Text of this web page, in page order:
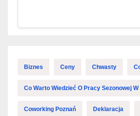
Biznes Ceny Chwasty
Co Warto Wiedzieć O Pracy Sezonowej
Coworking Poznań Deklaracja